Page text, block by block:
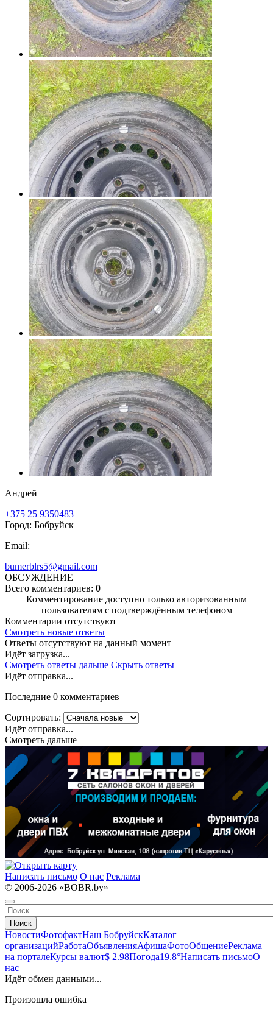
Андрей
+375 25 9350483
Город: Бобруйск
Email:
bumerblrs5@gmail.com
ОБСУЖДЕНИЕ
Всего комментариев: 0
Комментирование доступно только авторизованным
пользователям с подтверждённым телефоном
Комментарии отсутствуют
Смотреть новые ответы
Ответы отсутствуют на данный момент
Идёт загрузка...
Смотреть ответы дальше Скрыть ответы
Идёт отправка...
Последние 0 комментариев
Сортировать:
Идёт отправка...
Смотреть дальше
Написать письмо О нас Реклама
© 2006-2026 «BOBR.by»
Поиск
НовостиФотофактНаш БобруйскКаталог
организацийРаботаОбъявленияАфишаФотоОбщениеРеклама
на порталеКурсы валют$ 2.98Погода19.8°Написать письмоО
нас
Идёт обмен данными...
Произошла ошибка